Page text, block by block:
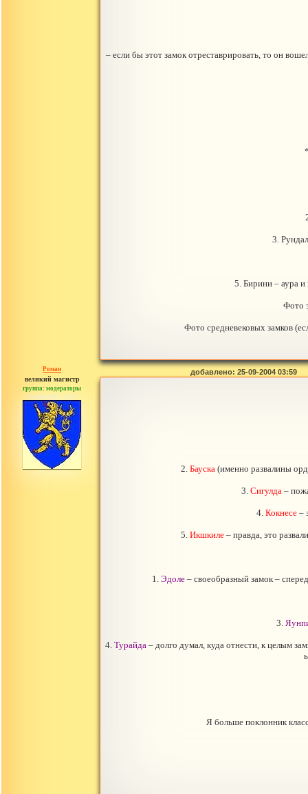
– если бы этот замок отреставрировать, то он
3.
5. Бирини – аура
Фото
Фото средневековых замков
Роман
великий магистр
группа: модераторы
сообщений: 1557
добавлено: 25-09-2004 03:59
2. Бауска (именно развалины
3. Сигулда –
4. Кокнесе –
5. Икшкиле – правда, это
1. Эдоле – своеобразный замок –
3.
4. Турайда – долго думал, куда отнести, к целым
Я больше поклонник